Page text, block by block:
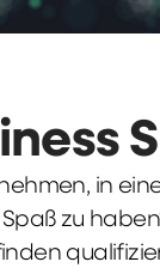
in
zu